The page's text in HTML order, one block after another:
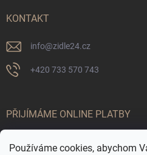
Používáme cookies, abychom
KONTAKT
info@zidle24.cz
+420 733 570 743
PŘIJÍMÁME ONLINE PLATBY